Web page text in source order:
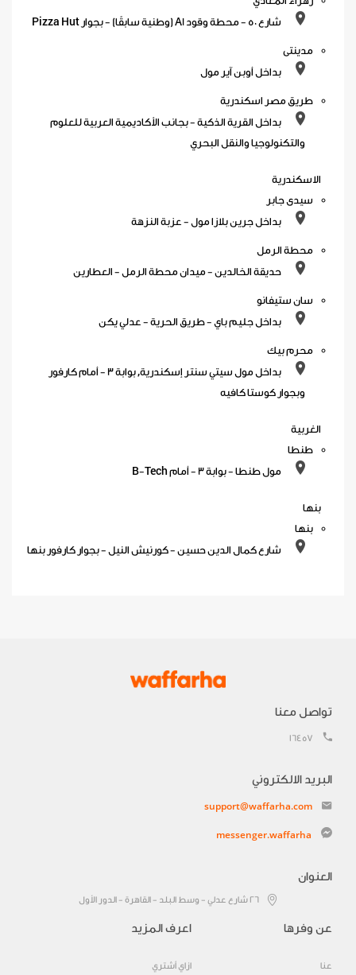
شارع 50 - محطة وقود A1 (وطنية سابقًا) - بجوار Pizza Hut
مدينتى
بداخل أوبن آير مول
طريق مصر اسكندرية
بداخل القرية الذكية - بجانب الأكاديمية العربية للعلوم
والتكنولوجيا والنقل البحري
الاسكندرية
سيدى جابر
بداخل جرين بلازا مول - عزبة النزهة
محطة الرمل
حديقة الخالدين - ميدان محطة الرمل - العطارين
سان ستيفانو
بداخل جليم باي - طريق الحرية - عدلي يكن
محرم بيك
بداخل مول سيتي سنتر إسكندرية, بوابة 3 - أمام كارفور
وبجوار كوستا كافيه
الغربية
طنطا
مول طنطا - بوابة 3 - أمام B-Tech
بنها
بنها
شارع كمال الدين حسين - كورنيش النيل - بجوار كارفور بنها
تواصل معنا
16457
البريد الالكتروني
support@waffarha.com
messenger.waffarha
العنوان
٢٦ شارع عدلي - وسط البلد - القاهرة - الدور الأول
عن وفرها
عنا
اعرف المزيد
ازاي أشتري